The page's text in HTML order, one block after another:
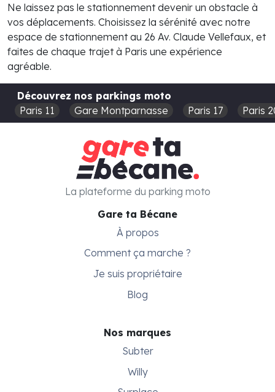
Ne laissez pas le stationnement devenir un obstacle à
vos déplacements. Choisissez la sérénité avec notre
espace de stationnement au 26 Av. Claude Vellefaux, et
faites de chaque trajet à Paris une expérience
agréable.
Découvrez nos parkings moto
Paris 11
Gare Montparnasse Paris 17 Paris
Gare ta Bécane
À propos
Comment ça marche ?
Je suis propriétaire
Blog
Nos marques
Subter
Willy
La plateforme du parking moto